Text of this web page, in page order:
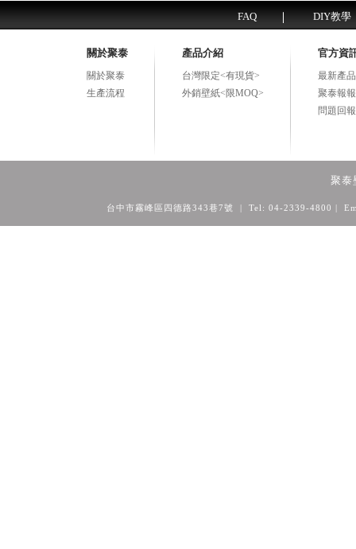
FAQ DIY教學
關於聚泰
關於聚泰
生產流程
產品介紹
台灣限定<有現貨>
外銷壁紙<限MOQ>
官方資
最新產
聚泰報報
問題回報
聚泰
台中市霧峰區四德路343巷7號 | Tel: 04-2339-4800 |